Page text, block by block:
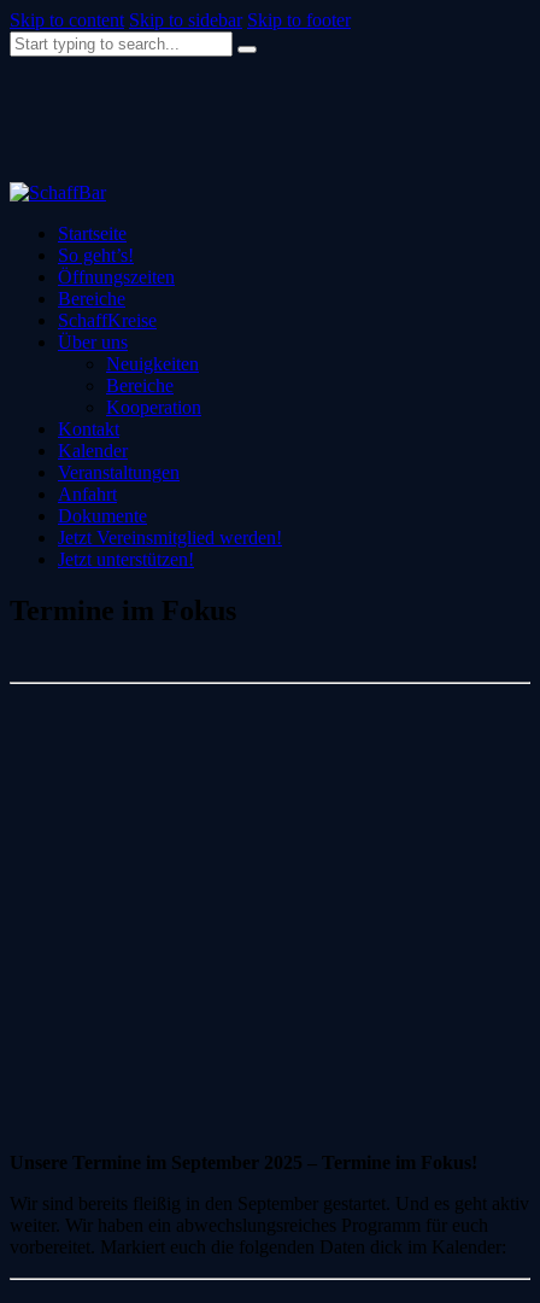
Skip to content Skip to sidebar Skip to footer
Startseite
So geht’s!
Öffnungszeiten
Bereiche
SchaffKreise
Über uns
Neuigkeiten
Bereiche
Kooperation
Kontakt
Kalender
Veranstaltungen
Anfahrt
Dokumente
Jetzt Vereinsmitglied werden!
Jetzt unterstützen!
Termine im Fokus
Unsere Termine im September 2025 – Termine im Fokus!
Wir sind bereits fleißig in den September gestartet. Und es geht aktiv
weiter. Wir haben ein abwechslungsreiches Programm für euch
vorbereitet. Markiert euch die folgenden Daten dick im Kalender: